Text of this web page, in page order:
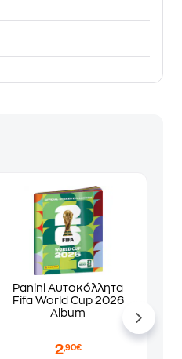
Panini Αυτοκόλλητα
Fifa World Cup 2026
Album
2,90€